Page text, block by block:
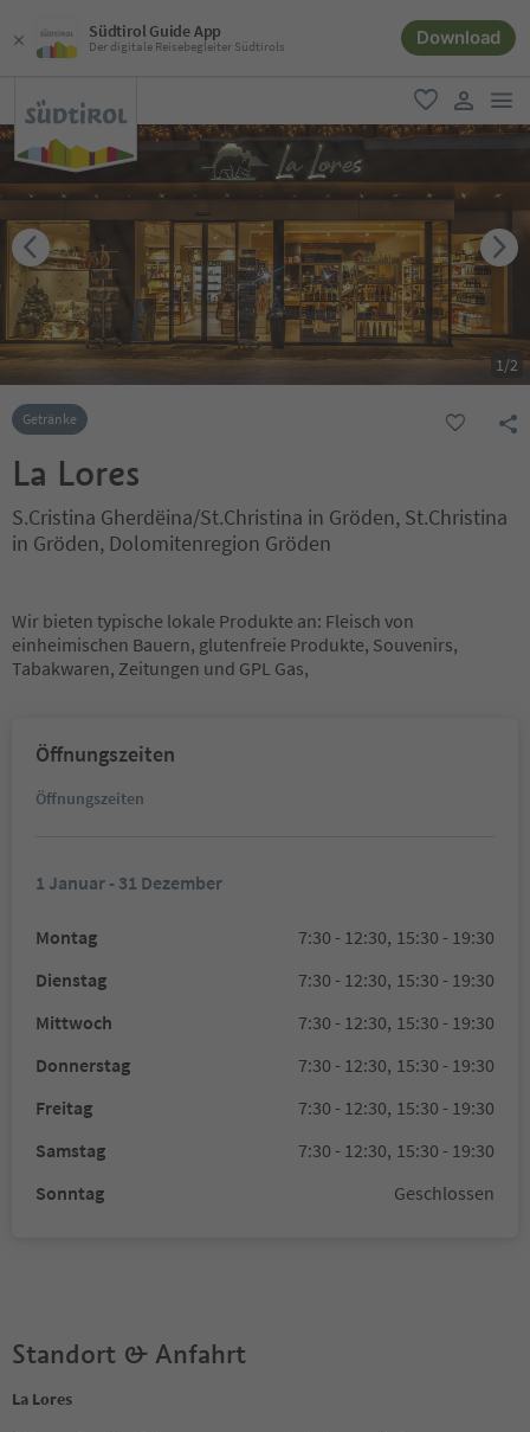
Südtirol Guide App
Der digitale Reisebegleiter Südtirols Download
favorit
user link
1/2
Getränke
La Lores
S.Cristina Gherdëina/St.Christina in Gröden, St.Christina
in Gröden, Dolomitenregion Gröden
Wir bieten typische lokale Produkte an: Fleisch von
einheimischen Bauern, glutenfreie Produkte, Souvenirs,
Tabakwaren, Zeitungen und GPL Gas,
Öffnungszeiten
Öffnungszeiten
1 Januar - 31 Dezember
Montag 7:30 - 12:30, 15:30 - 19:30
Dienstag
7:30 - 12:30, 15:30 - 19:30
Mittwoch
7:30 - 12:30, 15:30 - 19:30
Donnerstag
7:30 - 12:30, 15:30 - 19:30
Freitag
7:30 - 12:30, 15:30 - 19:30
Samstag
7:30 - 12:30, 15:30 - 19:30
Sonntag
Geschlossen
Standort & Anfahrt
La Lores